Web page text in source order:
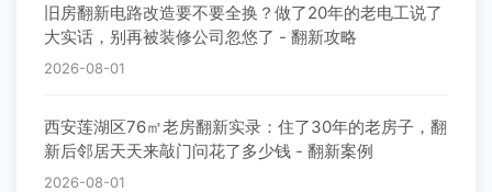
旧房翻新电路改造要不要全换？做了20年的老电工说了
大实话，别再被装修公司忽悠了 - 翻新攻略
2026-08-01
西安莲湖区76㎡老房翻新实录：住了30年的老房子，翻
新后邻居天天来敲门问花了多少钱 - 翻新案例
2026-08-01